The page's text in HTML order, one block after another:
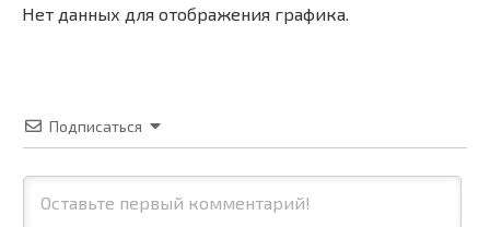
Нет данных для отображения графика.
Подписаться